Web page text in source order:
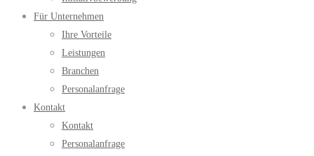
Für Unternehmen
Ihre Vorteile
Leistungen
Branchen
Personalanfrage
Kontakt
Kontakt
Personalanfrage